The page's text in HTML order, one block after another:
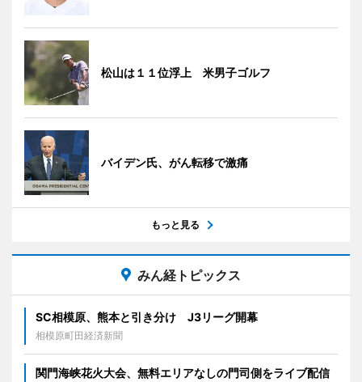
松山は１１位浮上 米男子ゴルフ
バイデン氏、がん転移で激痛
もっと見る
みん経トピックス
SC相模原、熊本と引き分け J3リーグ開幕
相模原町田経済新聞
関門海峡花火大会、無料エリアなしの門司側をライブ配信